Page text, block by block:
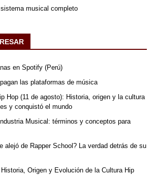
musical completo
en Spotify (Perú)
las plataformas de música
Hop (11 de agosto): Historia, origen y la cultura
y conquistó el mundo
Musical: términos y conceptos para
alejó de Rapper School? La verdad detrás de su
Origen y Evolución de la Cultura Hip